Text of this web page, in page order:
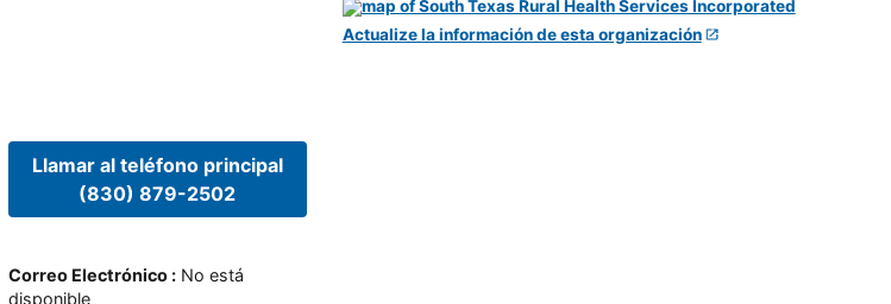
Llamar al teléfono principal
(830) 879-2502
Correo Electrónico: No está
disponible
Actualize la información de esta organización